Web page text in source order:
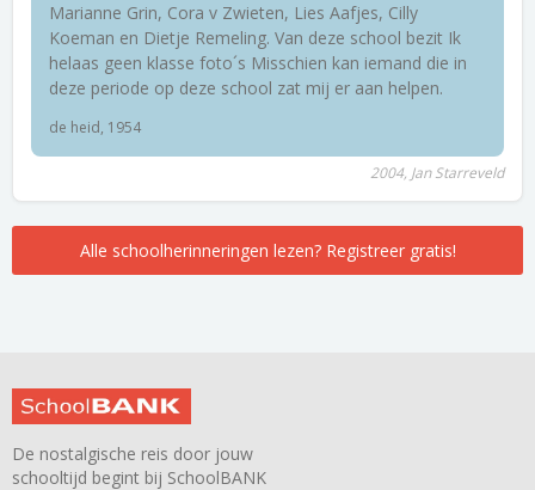
Marianne Grin, Cora v Zwieten, Lies Aafjes, Cilly
Koeman en Dietje Remeling. Van deze school bezit Ik
helaas geen klasse foto´s Misschien kan iemand die in
deze periode op deze school zat mij er aan helpen.
de heid, 1954
2004, Jan Starreveld
Alle schoolherinneringen lezen? Registreer gratis!
De nostalgische reis door jouw
schooltijd begint bij SchoolBANK